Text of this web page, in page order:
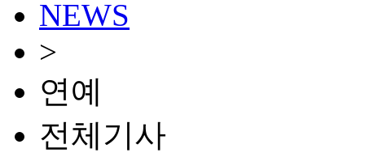
NEWS
>
연예
전체기사